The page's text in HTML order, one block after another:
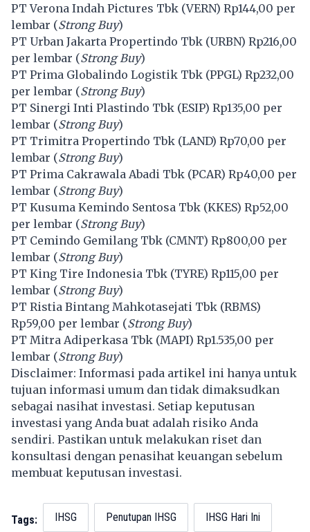
PT Verona Indah Pictures Tbk (VERN) Rp144,00 per
lembar (Strong Buy)
PT Urban Jakarta Propertindo Tbk (URBN) Rp216,00
per lembar (Strong Buy)
PT Prima Globalindo Logistik Tbk (PPGL) Rp232,00
per lembar (Strong Buy)
PT Sinergi Inti Plastindo Tbk (ESIP) Rp135,00 per
lembar (Strong Buy)
PT Trimitra Propertindo Tbk (LAND) Rp70,00 per
lembar (Strong Buy)
PT Prima Cakrawala Abadi Tbk (PCAR) Rp40,00 per
lembar (Strong Buy)
PT Kusuma Kemindo Sentosa Tbk (KKES) Rp52,00
per lembar (Strong Buy)
PT Cemindo Gemilang Tbk (CMNT) Rp800,00 per
lembar (Strong Buy)
PT King Tire Indonesia Tbk (TYRE) Rp115,00 per
lembar (Strong Buy)
PT Ristia Bintang Mahkotasejati Tbk (RBMS)
Rp59,00 per lembar (Strong Buy)
PT Mitra Adiperkasa Tbk (MAPI) Rp1.535,00 per
lembar (Strong Buy)
Disclaimer: Informasi pada artikel ini hanya untuk
tujuan informasi umum dan tidak dimaksudkan
sebagai nasihat investasi. Setiap keputusan
investasi yang Anda buat adalah risiko Anda
sendiri. Pastikan untuk melakukan riset dan
konsultasi dengan penasihat keuangan sebelum
membuat keputusan investasi.
Tags: IHSG Penutupan IHSG IHSG Hari Ini